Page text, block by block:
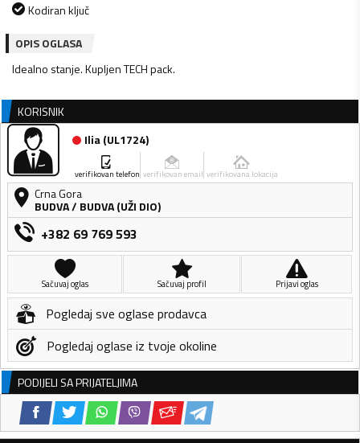
Kodiran ključ
OPIS OGLASA
Idealno stanje. Kupljen TECH pack.
KORISNIK
Ilia(UL1724)
verifikovan telefon verifikovan email verifikovana lokacija
Crna Gora
BUDVA/ BUDVA (UŽI DIO)
+382 69 769 593
Sačuvaj oglas Sačuvaj profil Prijavi oglas
Pogledaj sve oglase prodavca
Pogledaj oglase iz tvoje okoline
PODIJELI SA PRIJATELJIMA